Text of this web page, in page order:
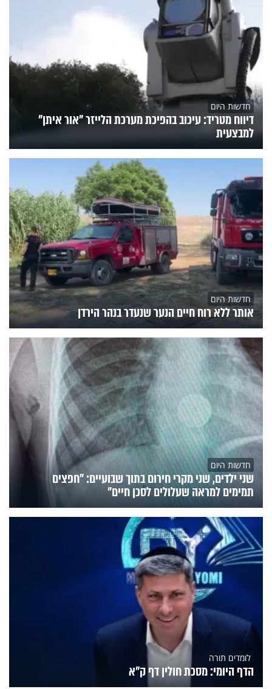
חדשות היום
דיווח מטריד: עיכוב בהפיכת מערכת הלייזר "אור איתן"
למבצעית
חדשות היום
אותר ללא רוח חיים הנער שנעדר בנהר הירדן
חדשות היום
שני ילדים, שני מקרי חירום בתוך שבועיים: "חפצים
תמימים למראה שעלולים לסכן חיים"
לומדים תורה
הדף היומי: מסכת חולין דף ק"א